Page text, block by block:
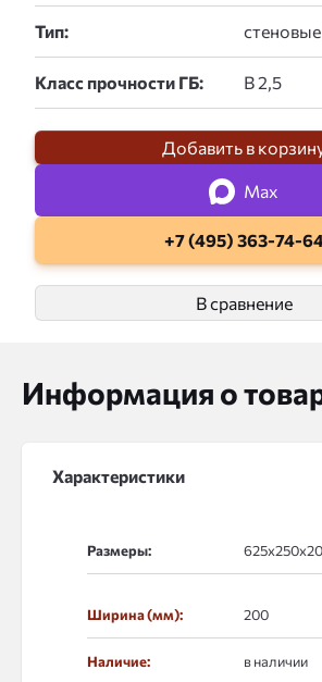
Тип:
Класс прочности ГБ:
Добавить в
Max
+7 (495) 363-74-
В сравнение
Информация о
Характеристики
Размеры:
Ширина (мм): 200
Наличие: в наличии